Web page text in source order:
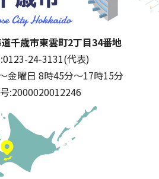
千歳市
千歳市東雲町2丁目34番地
0123-24-3131(代表)
金曜日 8時45分～17時15分
:2000020012246